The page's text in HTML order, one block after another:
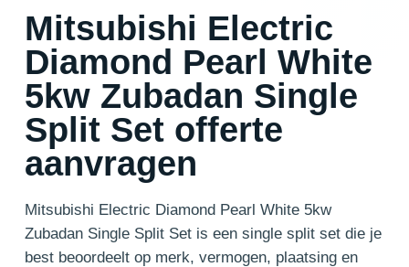
Mitsubishi Electric
Diamond Pearl White
5kw Zubadan Single
Split Set offerte
aanvragen
Mitsubishi Electric Diamond Pearl White 5kw
Zubadan Single Split Set is een single split set die je
best beoordeelt op merk, vermogen, plaatsing en